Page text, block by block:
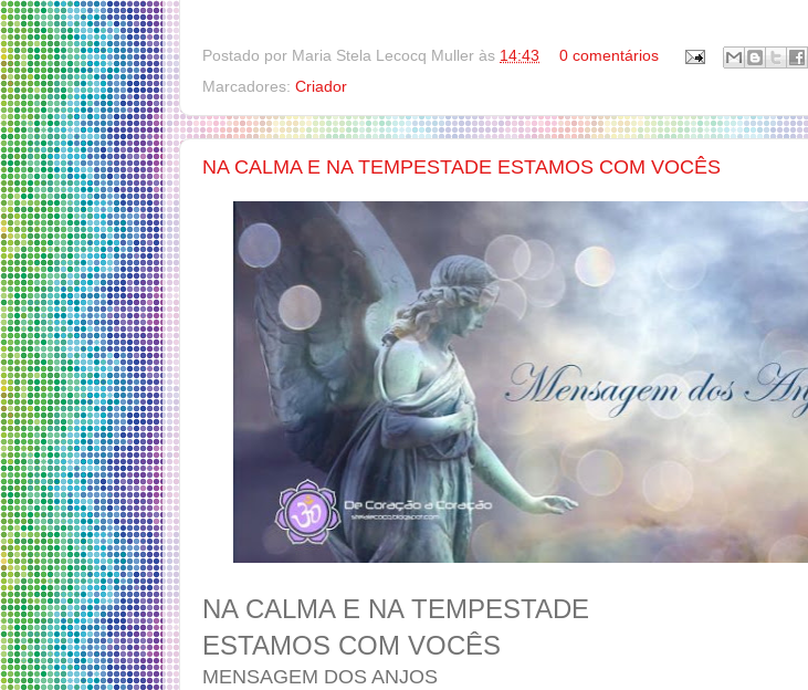
Postado por Maria Stela Lecocq Muller às 14:43
0 comentários
Marcadores: Criador
NA CALMA E NA TEMPESTADE ESTAMOS COM VOCÊS
NA CALMA E NA TEMPESTADE
ESTAMOS COM VOCÊS
MENSAGEM DOS ANJOS